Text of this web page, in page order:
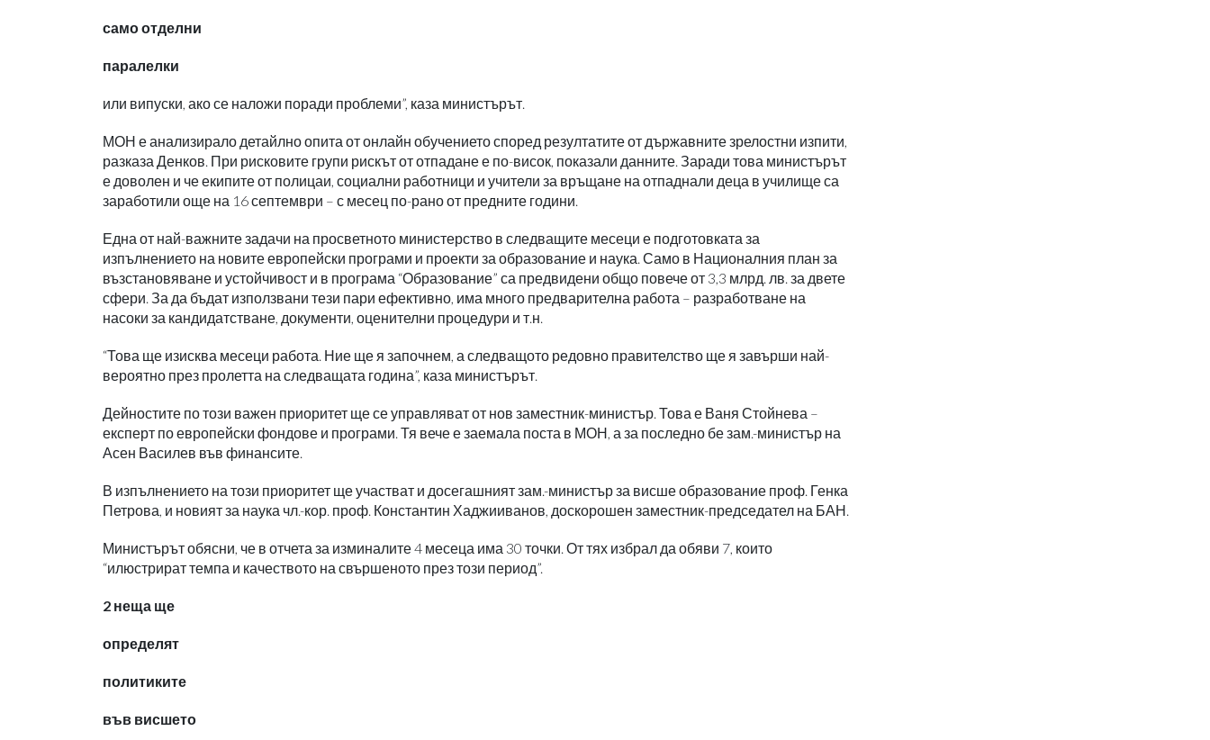
само отделни
паралелки
или випуски, ако се наложи поради проблеми”, каза министърът.
МОН е анализирало детайлно опита от онлайн обучението според резултатите от държавните зрелостни изпити,
разказа Денков. При рисковите групи рискът от отпадане е по-висок, показали данните. Заради това министърът
е доволен и че екипите от полицаи, социални работници и учители за връщане на отпаднали деца в училище са
заработили още на 16 септември – с месец по-рано от предните години.
Една от най-важните задачи на просветното министерство в следващите месеци е подготовката за
изпълнението на новите европейски програми и проекти за образование и наука. Само в Националния план за
възстановяване и устойчивост и в програма “Образование” са предвидени общо повече от 3,3 млрд. лв. за двете
сфери. За да бъдат използвани тези пари ефективно, има много предварителна работа – разработване на
насоки за кандидатстване, документи, оценителни процедури и т.н.
“Това ще изисква месеци работа. Ние ще я започнем, а следващото редовно правителство ще я завърши най-
вероятно през пролетта на следващата година”, каза министърът.
Дейностите по този важен приоритет ще се управляват от нов заместник-министър. Това е Ваня Стойнева –
експерт по европейски фондове и програми. Тя вече е заемала поста в МОН, а за последно бе зам.-министър на
Асен Василев във финансите.
В изпълнението на този приоритет ще участват и досегашният зам.-министър за висше образование проф. Генка
Петрова, и новият за наука чл.-кор. проф. Константин Хаджииванов, доскорошен заместник-председател на БАН.
Министърът обясни, че в отчета за изминалите 4 месеца има 30 точки. От тях избрал да обяви 7, които
“илюстрират темпа и качеството на свършеното през този период”.
2 неща ще
определят
политиките
във висшето